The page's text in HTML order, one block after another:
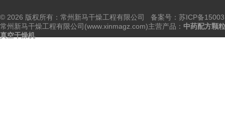
© 2026 版权所有：常州新马干燥工程有限公司 备案号： 苏ICP备
常州新马干燥工程有限公司(www.xinmagz.com)主营产品： 中药配方颗
真空干燥机